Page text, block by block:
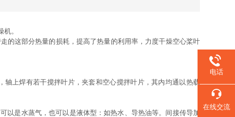
。
这部分热量的损耗，提高了热量的利用率，力度干燥空心桨叶
上焊有若干搅拌叶片，夹套和空心搅拌叶片，其内均通以热载
是水蒸气，也可以是液体型：如热水、导热油等。间接传导加
电话
在线交流